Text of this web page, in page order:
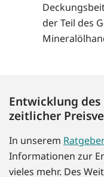
der Teil des
Entwicklung des
zeitlicher
In unserem
Informationen zur
vieles mehr. Des